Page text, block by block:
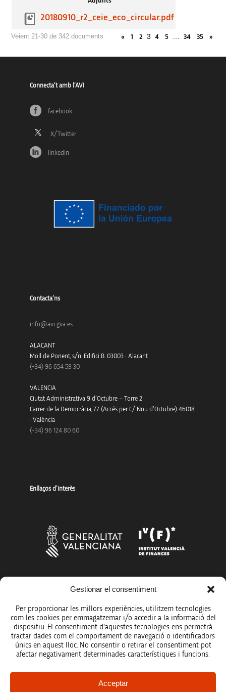
Gestionar el consentiment
Per proporcionar les millors experiències, utilitzem tecnologies
com les cookies per emmagatzemar i/o accedir a la informació del
dispositiu. El consentiment d'aquestes tecnologies ens permetrà
tractar dades com el comportament de navegació o identificadors
únics en aquest lloc. No consentir o retirar el consentiment pot
afectar negativament determinades característiques i funcions.
Acceptar
20180910_r2_ceie_eco_circular.pdf
Veient 21-30 de 342 documents « 1 2 3 4 5 … 34 35 »
Connecta’t amb l’AVI
facebook
linkedin
Contacta’ns
info@avi.gva.es
ALACANT
Moll de Ponent, s/n. Edifici B. 03003 · Alacant
(+34) 96 654 59 30
VALENCIA
Ciutat Administrativa 9 d’Octubre – Torre 2
Carrer de la Democràcia, 77 (Accés per C/ Nou d’Octubre) 46018
· València
(+34) 96 124 80 60
Enllaços d’interès
Més organismes de suport a la innovació
Avís legal
Política de protecció de dades